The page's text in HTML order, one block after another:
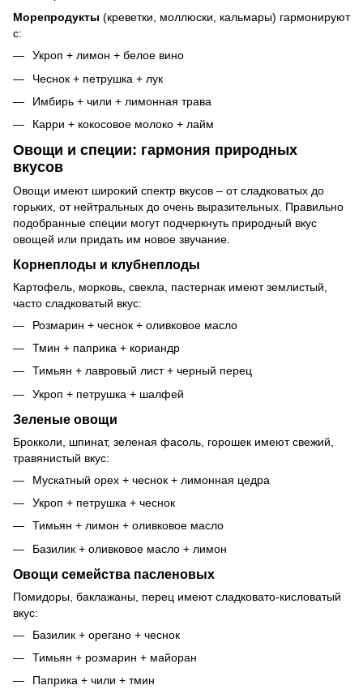
Морепродукты (креветки, моллюски, кальмары) гармонируют
с:
Укроп + лимон + белое вино
Чеснок + петрушка + лук
Имбирь + чили + лимонная трава
Карри + кокосовое молоко + лайм
Овощи и специи: гармония природных
вкусов
Овощи имеют широкий спектр вкусов – от сладковатых до
горьких, от нейтральных до очень выразительных. Правильно
подобранные специи могут подчеркнуть природный вкус
овощей или придать им новое звучание.
Корнеплоды и клубнеплоды
Картофель, морковь, свекла, пастернак имеют землистый,
часто сладковатый вкус:
Розмарин + чеснок + оливковое масло
Тмин + паприка + кориандр
Тимьян + лавровый лист + черный перец
Укроп + петрушка + шалфей
Зеленые овощи
Брокколи, шпинат, зеленая фасоль, горошек имеют свежий,
травянистый вкус:
Мускатный орех + чеснок + лимонная цедра
Укроп + петрушка + чеснок
Тимьян + лимон + оливковое масло
Базилик + оливковое масло + лимон
Овощи семейства пасленовых
Помидоры, баклажаны, перец имеют сладковато-кисловатый
вкус:
Базилик + орегано + чеснок
Тимьян + розмарин + майоран
Паприка + чили + тмин